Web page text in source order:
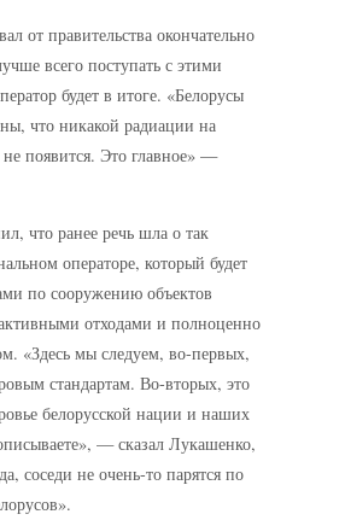
от правительства окончательно
всего поступать с этими
будет в итоге. «Белорусы
что никакой радиации на
появится. Это главное» —
что ранее речь шла о так
операторе, который будет
по сооружению объектов
отходами и полноценно
«Здесь мы следуем, во-первых,
стандартам. Во-вторых, это
белорусской нации и наших
— сказал Лукашенко,
соседи не очень-то парятся по